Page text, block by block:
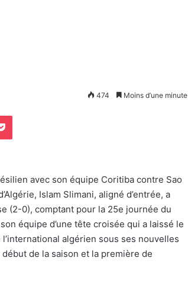
474 Moins d’une minute
Pocket
avec son équipe Coritiba contre Sao
Islam Slimani, aligné d’entrée, a
(2-0), comptant pour la 25e journée du
équipe d’une tête croisée qui a laissé le
algérien sous ses nouvelles
de la saison et la première de